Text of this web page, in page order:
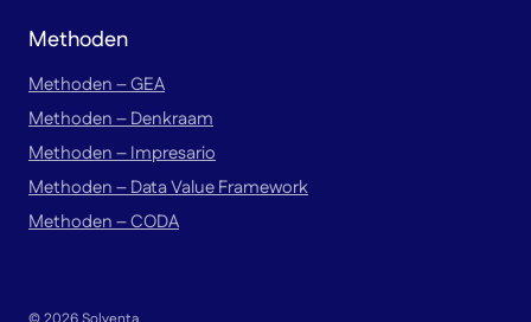
Methoden
Methoden – GEA
Methoden – Denkraam
Methoden – Impresario
Methoden – Data Value Framework
Methoden – CODA